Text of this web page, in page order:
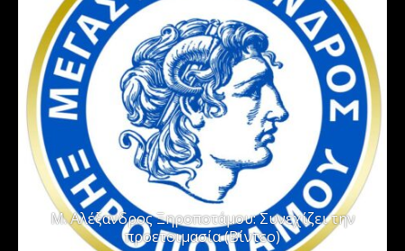
Μ. Αλέξανδρος Ξηροποτάμου: Συνεχίζει την
προετοιμασία (Βίντεο)